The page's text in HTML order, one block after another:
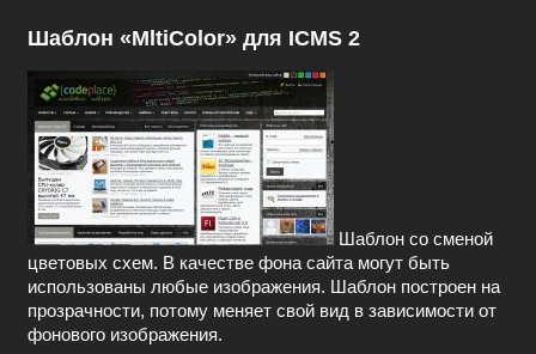
Шаблон «MltiColor» для ICMS 2
Шаблон со сменой
цветовых схем. В качестве фона сайта могут быть
использованы любые изображения. Шаблон построен на
прозрачности, потому меняет свой вид в зависимости от
фонового изображения.